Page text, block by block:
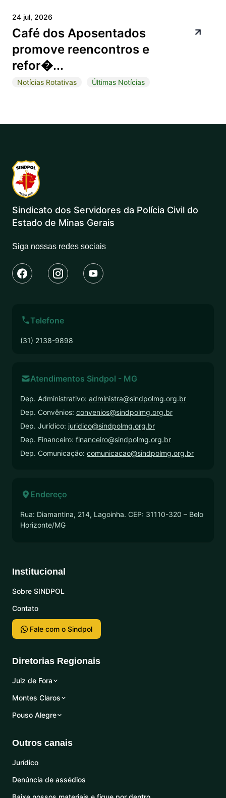
24 jul, 2026
Café dos Aposentados
promove reencontros e
refor�...
Notícias Rotativas Últimas Notícias
Sindicato dos Servidores da Polícia Civil do
Estado de Minas Gerais
Siga nossas redes sociais
Telefone
(31) 2138-9898
Atendimentos Sindpol - MG
Dep. Administrativo: administra@sindpolmg.org.br
Dep. Convênios: convenios@sindpolmg.org.br
Dep. Jurídico: juridico@sindpolmg.org.br
Dep. Financeiro: financeiro@sindpolmg.org.br
Dep. Comunicação: comunicacao@sindpolmg.org.br
Endereço
Rua: Diamantina, 214, Lagoinha. CEP: 31110-320 – Belo
Horizonte/MG
Institucional
Sobre SINDPOL
Contato
Fale com o Sindpol
Diretorias Regionais
Juiz de Fora
Montes Claros
Pouso Alegre
Outros canais
Jurídico
Denúncia de assédios